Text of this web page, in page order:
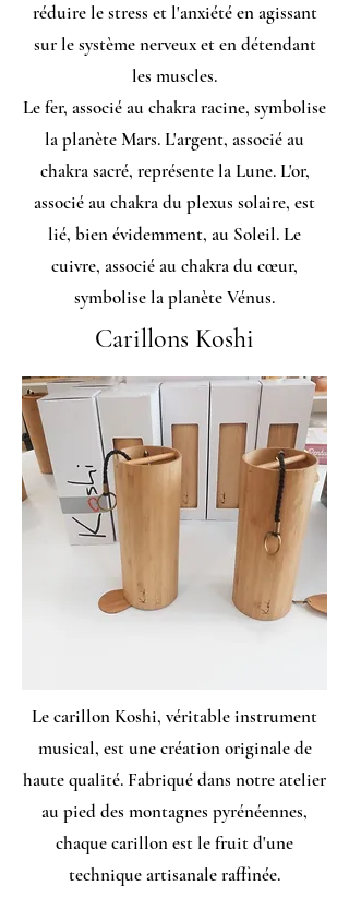
réduire le stress et l'anxiété en agissant
sur le système nerveux et en détendant
les muscles.
Le fer, associé au chakra racine, symbolise
la planète Mars. L'argent, associé au
chakra sacré, représente la Lune. L'or,
associé au chakra du plexus solaire, est
lié, bien évidemment, au Soleil. Le
cuivre, associé au chakra du cœur,
symbolise la planète Vénus.
Carillons Koshi
Le carillon Koshi, véritable instrument
musical, est une création originale de
haute qualité. Fabriqué dans notre atelier
au pied des montagnes pyrénéennes,
chaque carillon est le fruit d'une
technique artisanale raffinée.